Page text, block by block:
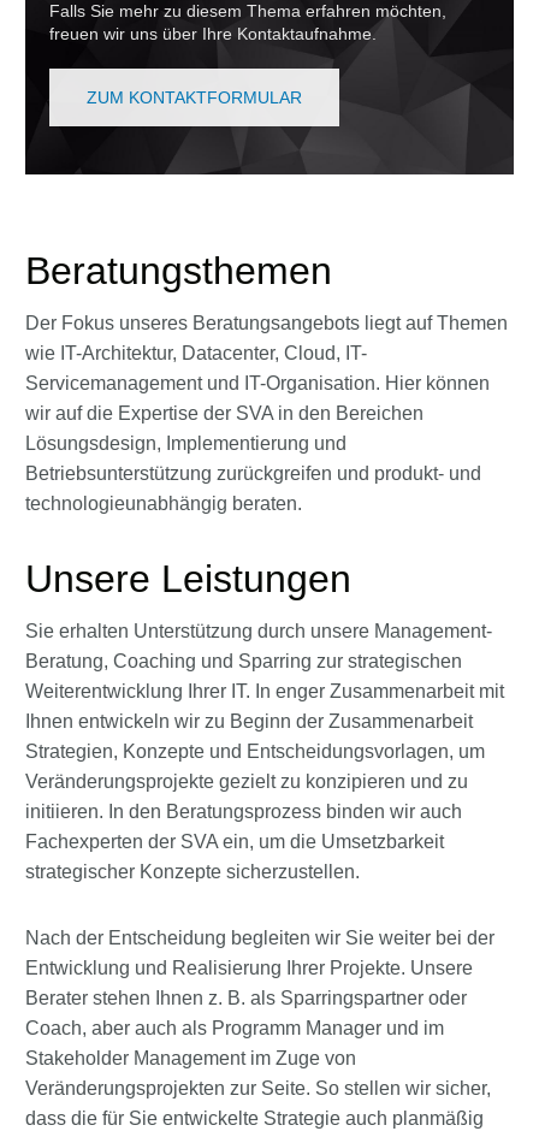
Falls Sie mehr zu diesem Thema erfahren möchten,
freuen wir uns über Ihre Kontaktaufnahme.
ZUM KONTAKTFORMULAR
Beratungsthemen
Der Fokus unseres Beratungsangebots liegt auf Themen
wie IT-Architektur, Datacenter, Cloud, IT-
Servicemanagement und IT-Organisation. Hier können
wir auf die Expertise der SVA in den Bereichen
Lösungsdesign, Implementierung und
Betriebsunterstützung zurückgreifen und produkt- und
technologieunabhängig beraten.
Unsere Leistungen
Sie erhalten Unterstützung durch unsere Management-
Beratung, Coaching und Sparring zur strategischen
Weiterentwicklung Ihrer IT. In enger Zusammenarbeit mit
Ihnen entwickeln wir zu Beginn der Zusammenarbeit
Strategien, Konzepte und Entscheidungsvorlagen, um
Veränderungsprojekte gezielt zu konzipieren und zu
initiieren. In den Beratungsprozess binden wir auch
Fachexperten der SVA ein, um die Umsetzbarkeit
strategischer Konzepte sicherzustellen.
Nach der Entscheidung begleiten wir Sie weiter bei der
Entwicklung und Realisierung Ihrer Projekte. Unsere
Berater stehen Ihnen z. B. als Sparringspartner oder
Coach, aber auch als Programm Manager und im
Stakeholder Management im Zuge von
Veränderungsprojekten zur Seite. So stellen wir sicher,
dass die für Sie entwickelte Strategie auch planmäßig